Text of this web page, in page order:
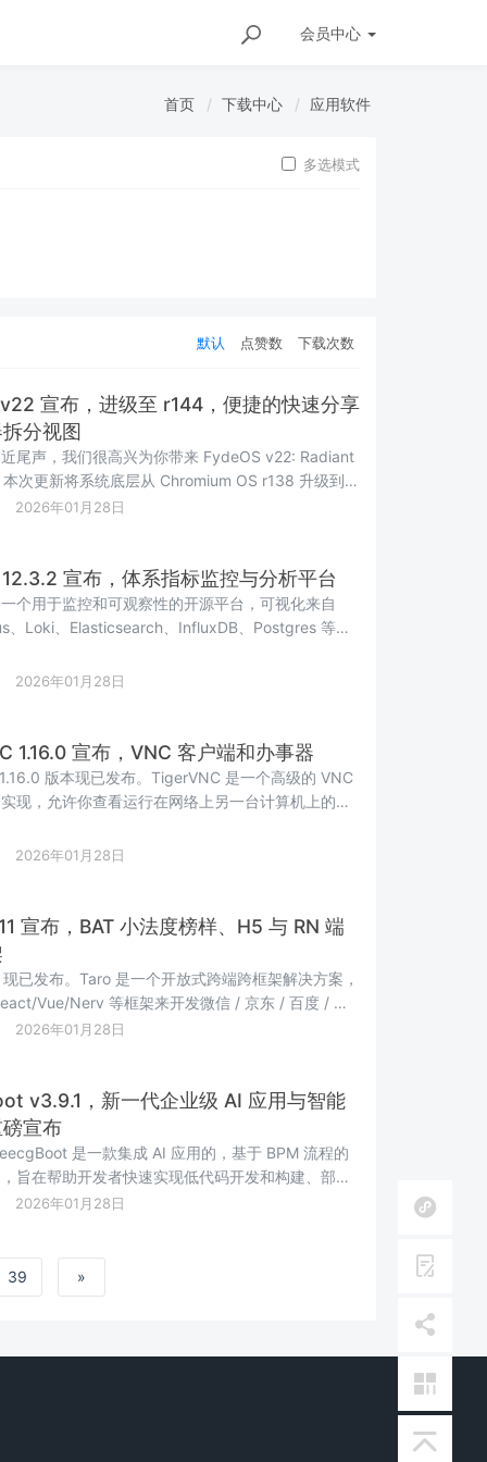
会员中心
首页 下载中心 应用软件
多选模式
默认 点赞数 下载次数
宣布，进级至 r144，便捷的快速分享
分视图
尾声，我们很高兴为你带来 FydeOS v22: Radiant
次更新将系统底层从 Chromium OS r138 升级到
稳定性的同时，也加入了一些新功能，希望能让你
2026年01月28日
宣布，体系指标监控与分析平台
个用于监控和可观察性的开源平台，可视化来自
、Loki、Elasticsearch、InfluxDB、Postgres 等多
和改进 API：在仪...
2026年01月28日
1.16.0 宣布，VNC 客户端和办事器
版本现已发布。TigerVNC 是一个高级的 VNC
现，允许你查看运行在网络上另一台计算机上的虚
版本。 重点更新内容...
2026年01月28日
宣布，BAT 小法度榜样、H5 与 RN 端
现已发布。Taro 是一个开放式跨端跨框架解决方案，
Vue/Nerv 等框架来开发微信 / 京东 / 百度 / 支
动 / QQ 小程序 / H5 等应用。 修复（fix）
2026年01月28日
v3.9.1，新一代企业级 AI 应用与智能
宣布
是一款集成 AI 应用的，基于 BPM 流程的
旨在帮助开发者快速实现低代码开发和构建、部署
应用。 前后端分离架构 Ant Design&Vue3，
2026年01月28日
39 »